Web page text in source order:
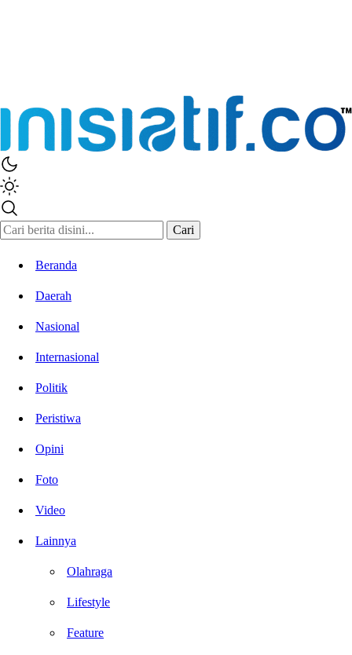
Cari
Beranda
Daerah
Nasional
Internasional
Politik
Peristiwa
Opini
Foto
Video
Lainnya
Olahraga
Lifestyle
Feature